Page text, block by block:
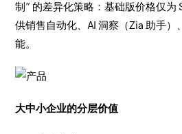
制” 的差异化策略：基础版价格仅为
供销售自动化、AI 洞察（Zia 助手）
能。
大中小企业的分层价值